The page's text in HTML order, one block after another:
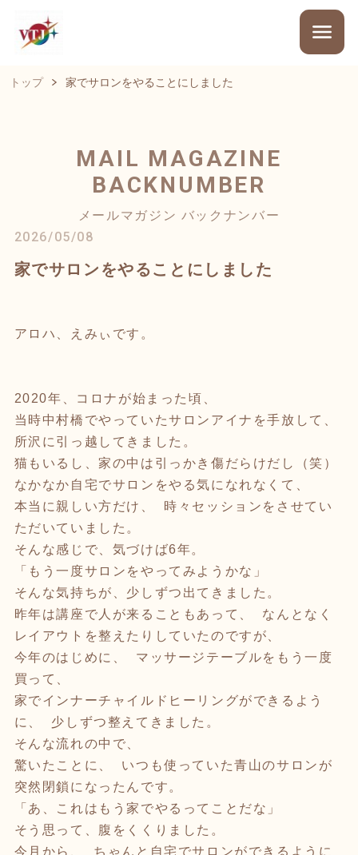
トップ 家でサロンをやることにしました
MAIL MAGAZINE
BACKNUMBER
メールマガジン バックナンバー
2026/05/08
家でサロンをやることにしました
アロハ、えみぃです。
2020年、コロナが始まった頃、
当時中村橋でやっていたサロンアイナを手放して、
所沢に引っ越してきました。
猫もいるし、家の中は引っかき傷だらけだし（笑）
なかなか自宅でサロンをやる気になれなくて、
本当に親しい方だけ、 時々セッションをさせてい
ただいていました。
そんな感じで、気づけば6年。
「もう一度サロンをやってみようかな」
そんな気持ちが、少しずつ出てきました。
昨年は講座で人が来ることもあって、 なんとなく
レイアウトを整えたりしていたのですが、
今年のはじめに、 マッサージテーブルをもう一度
買って、
家でインナーチャイルドヒーリングができるよう
に、 少しずつ整えてきました。
そんな流れの中で、
驚いたことに、 いつも使っていた青山のサロンが
突然閉鎖になったんです。
「あ、これはもう家でやるってことだな」
そう思って、腹をくくりました。
今月から、 ちゃんと自宅でサロンができるように